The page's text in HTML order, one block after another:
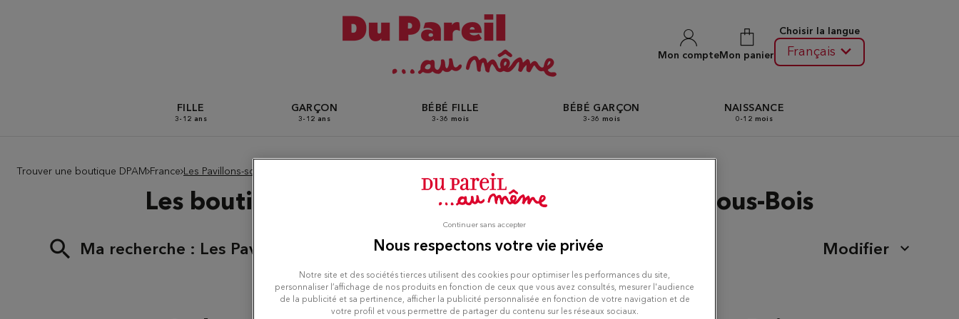
Mon compteMon panier
Choisir la langue
Français
FILLE
3-12 ans
GARÇON
3-12 ans
BÉBÉ FILLE
3-36 mois
BÉBÉ GARÇON
3-36 mois
NAISSANCE
0-12 mois
Trouver une boutique DPAM France Les Pavillons-sous-Bois
Les boutiques Du Pareil Au Même aux Pavillons-sous-Bois
Ma recherche : Les Pavillons-sous-Bois Modifier
Nous respectons votre vie privée
Notre site et des sociétés tierces utilisent des cookies pour optimiser les performances du site,
personnaliser l’affichage de nos produits en fonction de ceux que vous avez consultés, mesurer l'audience
de la publicité et sa pertinence, afficher la publicité personnalisée en fonction de votre navigation et de
votre profil et vous permettre de partager du contenu sur les réseaux sociaux.
Continuer sans accepter